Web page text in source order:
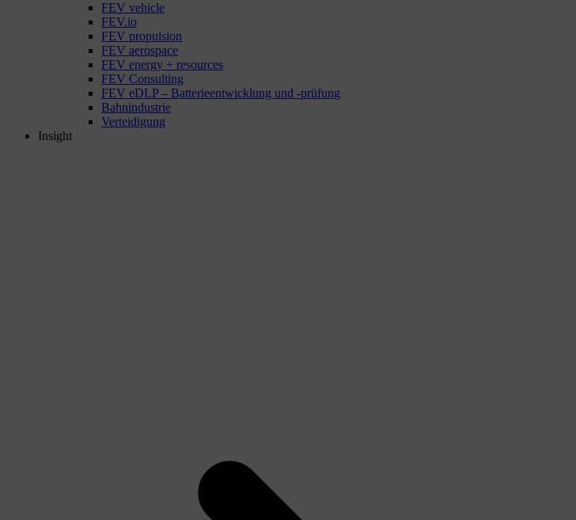
FEV vehicle
FEV.io
FEV propulsion
FEV aerospace
FEV energy + resources
FEV Consulting
FEV eDLP – Batterieentwicklung und -prüfung
Bahnindustrie
Verteidigung
Insight